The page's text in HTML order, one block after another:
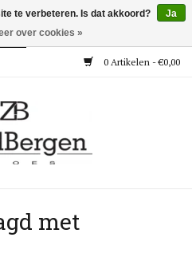
0 Artikelen - €0,00
met
te verbeteren. Is dat akkoord?
Ja
over cookies »